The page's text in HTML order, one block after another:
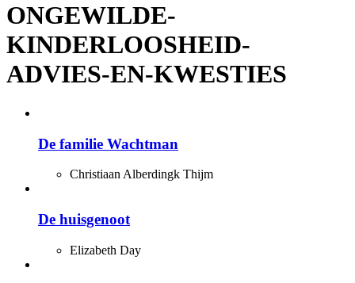
ONGEWILDE-
KINDERLOOSHEID-
ADVIES-EN-KWESTIES
De familie Wachtman
Christiaan Alberdingk Thijm
De huisgenoot
Elizabeth Day